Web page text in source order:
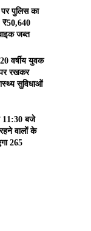
पुलिस का
₹50,640
जब्त
वर्षीय युवक
रखकर
सुविधाओं
11:30 बजे
वालों के
265